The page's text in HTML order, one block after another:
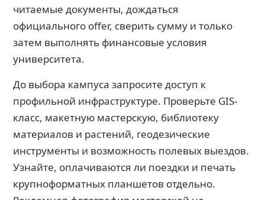
читаемые документы, дождаться
официального offer, сверить сумму и только
затем выполнять финансовые условия
университета.
До выбора кампуса запросите доступ к
профильной инфраструктуре. Проверьте GIS-
класс, макетную мастерскую, библиотеку
материалов и растений, геодезические
инструменты и возможность полевых выездов.
Узнайте, оплачиваются ли поездки и печать
крупноформатных планшетов отдельно.